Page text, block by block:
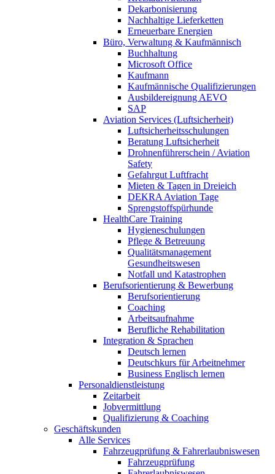
Dekarbonisierung
Nachhaltige Lieferketten
Erneuerbare Energien
Büro, Verwaltung & Kaufmännisch
Buchhaltung
Microsoft Office
Kaufmann
Kaufmännische Qualifizierungen
Ausbildereignung AEVO
SAP
Aviation Services (Luftsicherheit)
Luftsicherheitsschulungen
Beratung Luftsicherheit
Drohnenführerschein / Aviation
Safety
Gefahrgut Luftfracht
Mieten & Tagen in Dreieich
DEKRA Aviation Tage
Sprengstoffspürhunde
HealthCare Training
Hygieneschulungen
Pflege & Betreuung
Qualitätsmanagement
Gesundheitswesen
Notfall und Katastrophen
Berufsorientierung & Bewerbung
Berufsorientierung
Coaching
Arbeitsaufnahme
Berufliche Rehabilitation
Integration & Sprachen
Deutsch lernen
Deutschkurs für Arbeitnehmer
Business Englisch lernen
Personaldienstleistung
Zeitarbeit
Jobvermittlung
Qualifizierung & Coaching
Geschäftskunden
Alle Services
Fahrzeugprüfung & Fahrerlaubniswesen
Fahrzeugprüfung